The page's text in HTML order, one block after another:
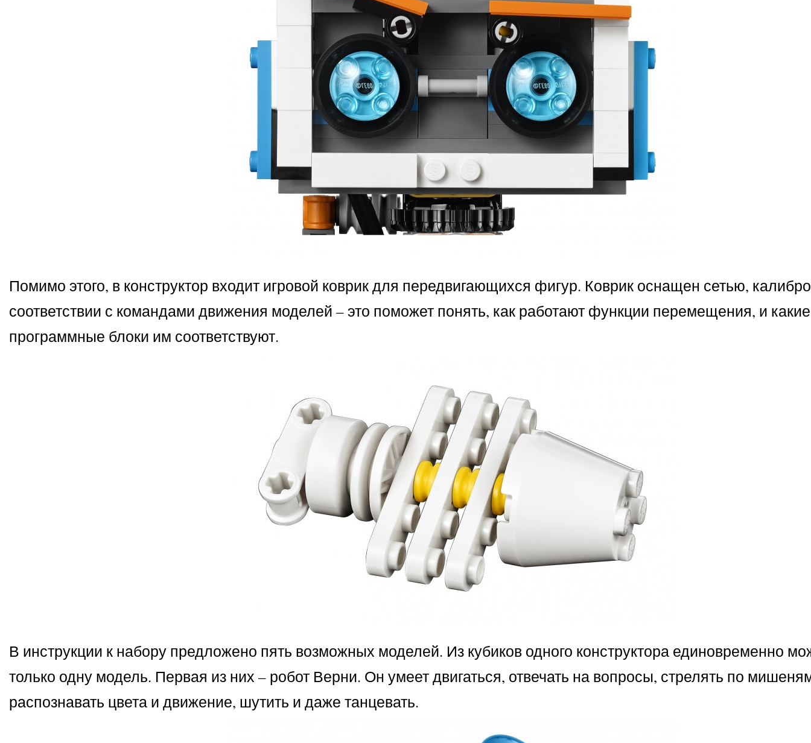
Помимо этого, в конструктор входит игровой коврик для передвигающихся фигур. Коврик оснащен сетью,
соответствии с командами движения моделей – это поможет понять, как работают функции перемещения, и какие
программные блоки им соответствуют.
В инструкции к набору предложено пять возможных моделей. Из кубиков одного конструктора единовременно
только одну модель. Первая из них – робот Верни. Он умеет двигаться, отвечать на вопросы, стрелять по
распознавать цвета и движение, шутить и даже танцевать.